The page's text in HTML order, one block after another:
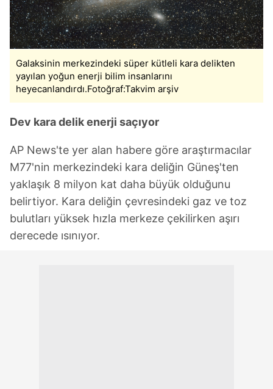
Galaksinin merkezindeki süper kütleli kara delikten
yayılan yoğun enerji bilim insanlarını
heyecanlandırdı.Fotoğraf:Takvim arşiv
Dev kara delik enerji saçıyor
AP News'te yer alan habere göre araştırmacılar
M77'nin merkezindeki kara deliğin Güneş'ten
yaklaşık 8 milyon kat daha büyük olduğunu
belirtiyor. Kara deliğin çevresindeki gaz ve toz
bulutları yüksek hızla merkeze çekilirken aşırı
derecede ısınıyor.